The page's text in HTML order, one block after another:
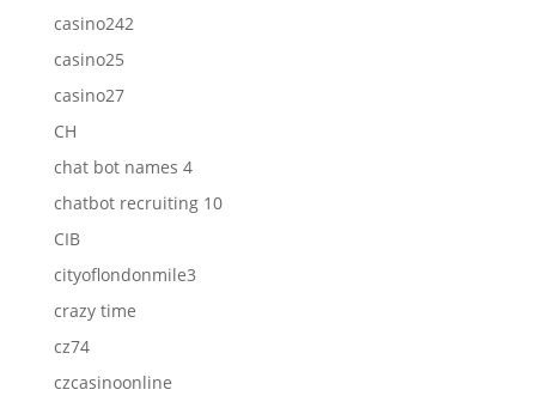
casino242
casino25
casino27
CH
chat bot names 4
chatbot recruiting 10
CIB
cityoflondonmile3
crazy time
cz74
czcasinoonline